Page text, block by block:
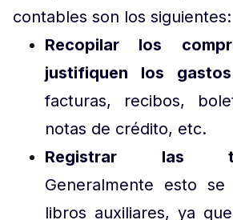
contables son los siguientes:
Recopilar los
justifiquen los
facturas, recibos,
notas de crédito, etc.
Registrar las
Generalmente esto
libros auxiliares, ya